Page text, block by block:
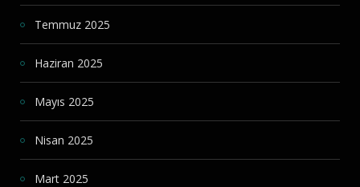
Temmuz 2025
Haziran 2025
Mayıs 2025
Nisan 2025
Mart 2025